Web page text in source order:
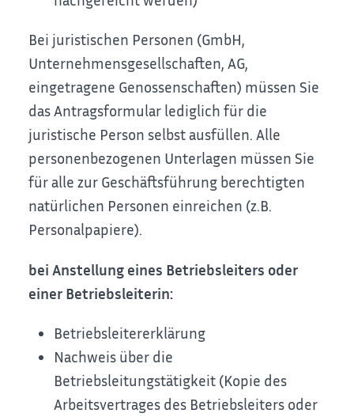
Bei juristischen Personen (GmbH,
Unternehmensgesellschaften, AG,
eingetragene Genossenschaften) müssen Sie
das Antragsformular lediglich für die
juristische Person selbst ausfüllen. Alle
personenbezogenen Unterlagen müssen Sie
für alle zur Geschäftsführung berechtigten
natürlichen Personen einreichen (z.B.
Personalpapiere).
bei Anstellung eines Betriebsleiters oder
einer Betriebsleiterin:
Betriebsleitererklärung
Nachweis über die
Betriebsleitungstätigkeit (Kopie des
Arbeitsvertrages des Betriebsleiters oder